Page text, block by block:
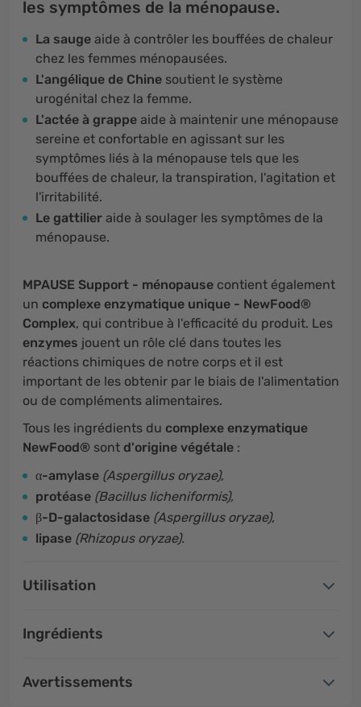
les symptômes de la ménopause.
La sauge aide à contrôler les bouffées de chaleur
chez les femmes ménopausées.
L'angélique de Chine soutient le système
urogénital chez la femme.
L'actée à grappe aide à maintenir une ménopause
sereine et confortable en agissant sur les
symptômes liés à la ménopause tels que les
bouffées de chaleur, la transpiration, l'agitation et
l'irritabilité.
Le gattilier aide à soulager les symptômes de la
ménopause.
MPAUSE Support - ménopause contient également
un complexe enzymatique unique - NewFood®
Complex, qui contribue à l'efficacité du produit. Les
enzymes jouent un rôle clé dans toutes les
réactions chimiques de notre corps et il est
important de les obtenir par le biais de l'alimentation
ou de compléments alimentaires.
Tous les ingrédients du complexe enzymatique
NewFood® sont d'origine végétale :
α-amylase (Aspergillus oryzae),
protéase (Bacillus licheniformis),
β-D-galactosidase (Aspergillus oryzae),
lipase (Rhizopus oryzae).
Utilisation
Ingrédients
Avertissements